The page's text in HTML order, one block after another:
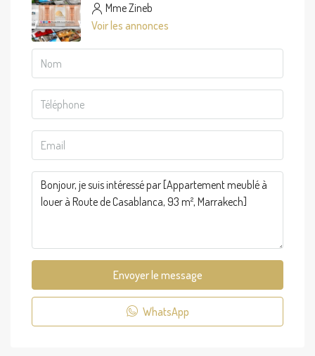
Mme Zineb
Voir les annonces
Envoyer le message
WhatsApp